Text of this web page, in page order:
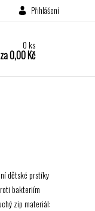
Přihlášení
0ks
za0,00 Kč
dětské prstíky
bakteriím
zip materiál: